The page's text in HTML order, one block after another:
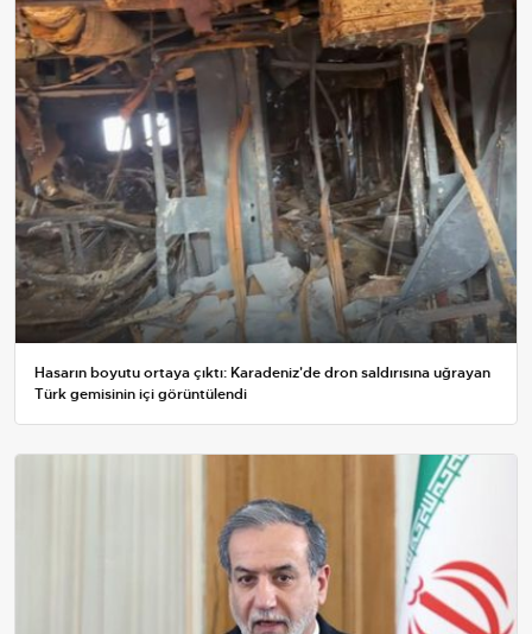
Hasarın boyutu ortaya çıktı: Karadeniz'de dron saldırısına uğrayan
Türk gemisinin içi görüntülendi